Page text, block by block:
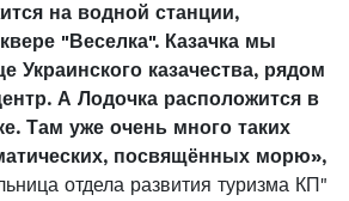
на водной станции,
"Веселка". Казачка мы
Украинского казачества, рядом
А Лодочка расположится в
Там уже очень много таких
посвящённых морю»,
отдела развития туризма КП"